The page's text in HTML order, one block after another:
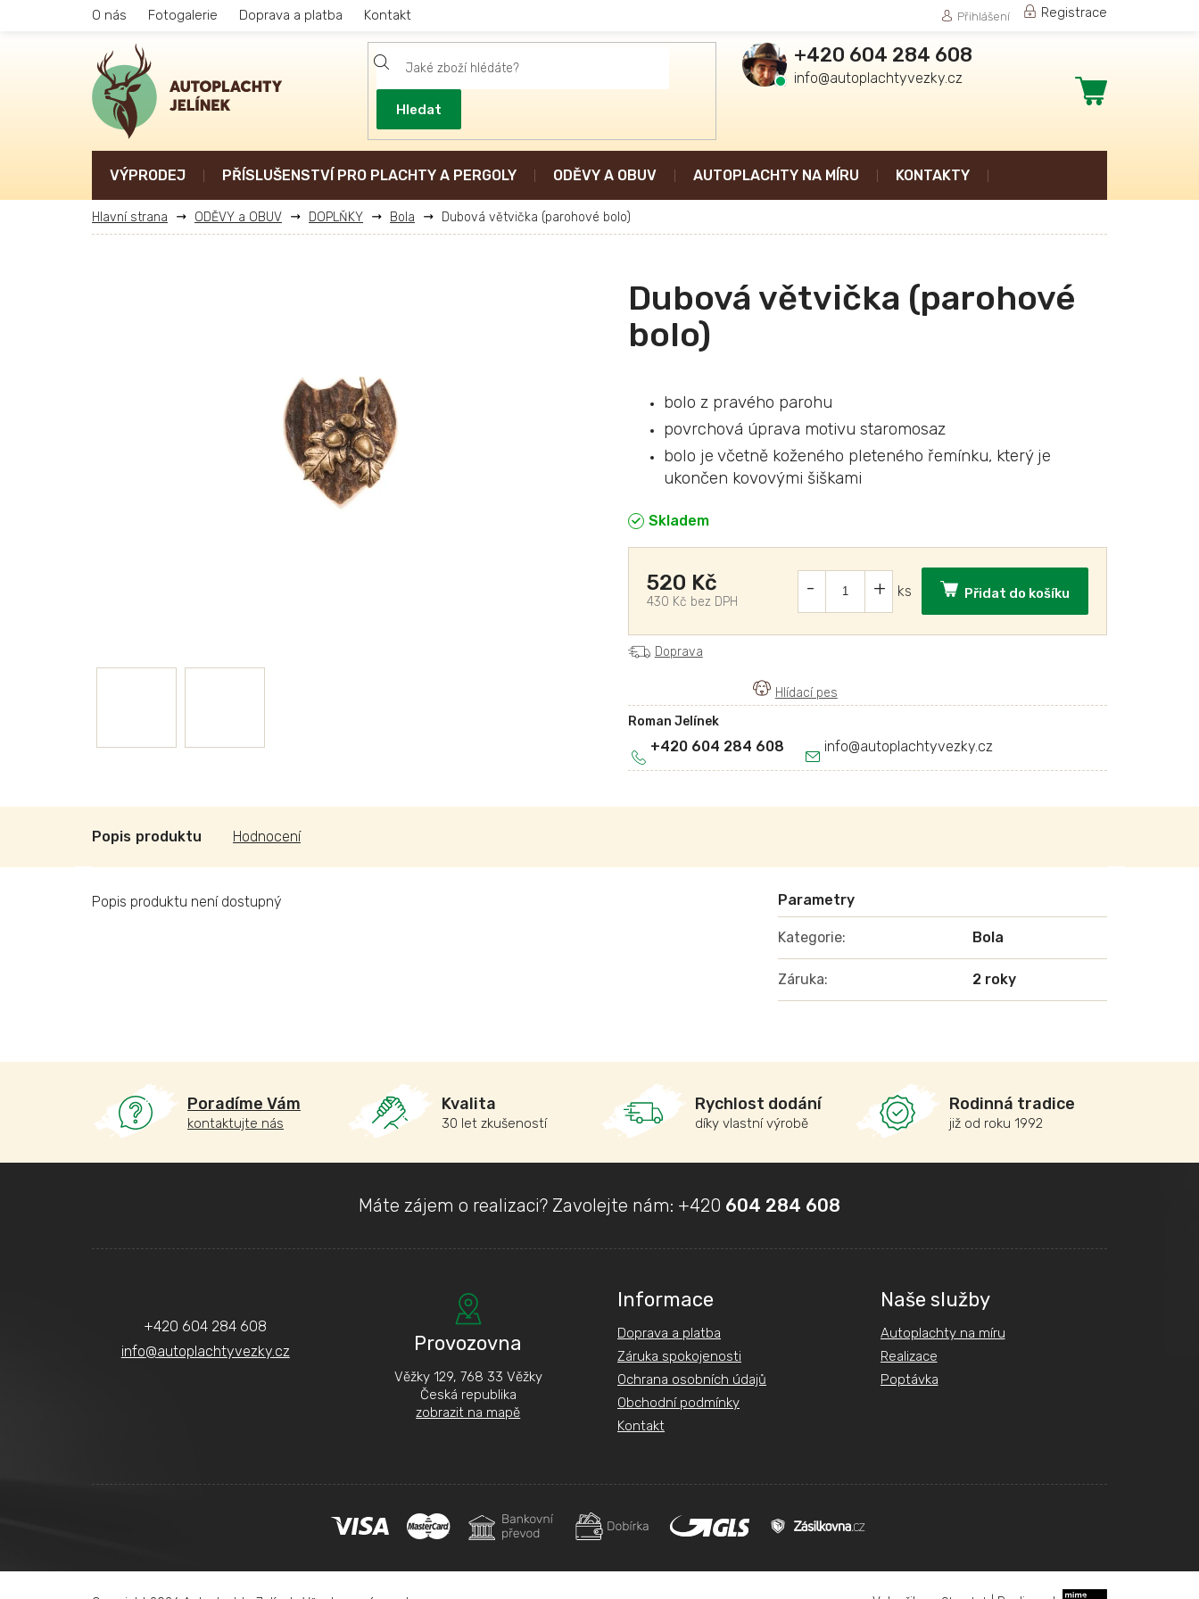
O nás Fotogalerie Doprava a platba Kontakt Registrace
Přihlášení
Hledat
+420 604 284 608
info@autoplachtyvezky.cz
Nákupní
VÝPRODEJ PŘÍSLUŠENSTVÍ PRO PLACHTY A PERGOLY ODĚVY A OBUV AUTOPLACHTY NA MÍRU KONTAKTY
ODĚVY a OBUV DOPLŇKY Bola Dubová větvička (parohové bolo)
Skladem
520 Kč
430 Kč bez DPH
Přidat do košíku
bolo z pravého parohu
povrchová úprava motivu staromosaz
bolo je včetně koženého pleteného řemínku, který je
ukončen kovovými šiškami
Dubová větvička (parohové
bolo)
Roman Jelínek
info@autoplachtyvezky.cz
+420 604 284 608
Doprava
Poradíme Vám
kontaktujte nás
Kvalita
30 let zkušeností
Rychlost dodání
díky vlastní výrobě
Rodinná tradice
již od roku 1992
Popis Hodnocení
Popis produktu není dostupný
Kategorie: Bola
Záruka: 2 roky
Máte zájem o realizaci? Zavolejte nám: +420 604 284 608
info@autoplachtyvezky.cz
+420 604 284 608
Provozovna
Věžky 129, 768 33 Věžky
Česká republika
zobrazit na mapě
Informace
Doprava a platba
Záruka spokojenosti
Ochrana osobních údajů
Obchodní podmínky
Kontakt
Naše služby
Autoplachty na míru
Realizace
Poptávka